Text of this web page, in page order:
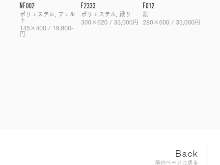
NF002
ポリエステル, フェル
ト
145×400 / 19,800-
円
F2333
ポリエステル, 織り
300×620 / 33,000円
F012
綿
280×600 / 33,000円
Back
前のページに戻る